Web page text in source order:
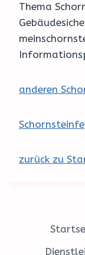
Thema
anderen
zurück zu